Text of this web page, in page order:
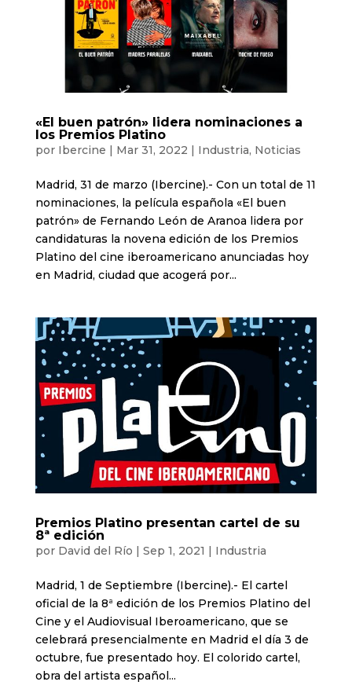
«El buen patrón» lidera nominaciones a
los Premios Platino
por Ibercine | Mar 31, 2022 | Industria, Noticias
Madrid, 31 de marzo (Ibercine).- Con un total de 11
nominaciones, la película española «El buen
patrón» de Fernando León de Aranoa lidera por
candidaturas la novena edición de los Premios
Platino del cine iberoamericano anunciadas hoy
en Madrid, ciudad que acogerá por...
Premios Platino presentan cartel de su
8ª edición
por David del Río | Sep 1, 2021 | Industria
Madrid, 1 de Septiembre (Ibercine).- El cartel
oficial de la 8ª edición de los Premios Platino del
Cine y el Audiovisual Iberoamericano, que se
celebrará presencialmente en Madrid el día 3 de
octubre, fue presentado hoy. El colorido cartel,
obra del artista español...